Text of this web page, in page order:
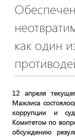
как один
12 апреля
Мажлиса
коррупции и
Комитетом по
обсуждению